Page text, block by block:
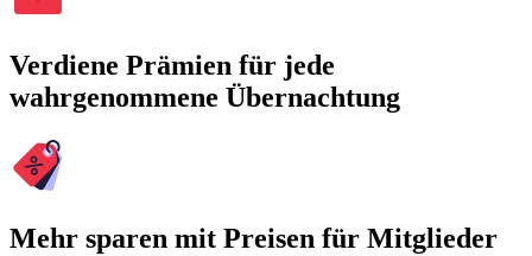
Verdiene Prämien für jede
wahrgenommene Übernachtung
Mehr sparen mit Preisen für Mitglieder